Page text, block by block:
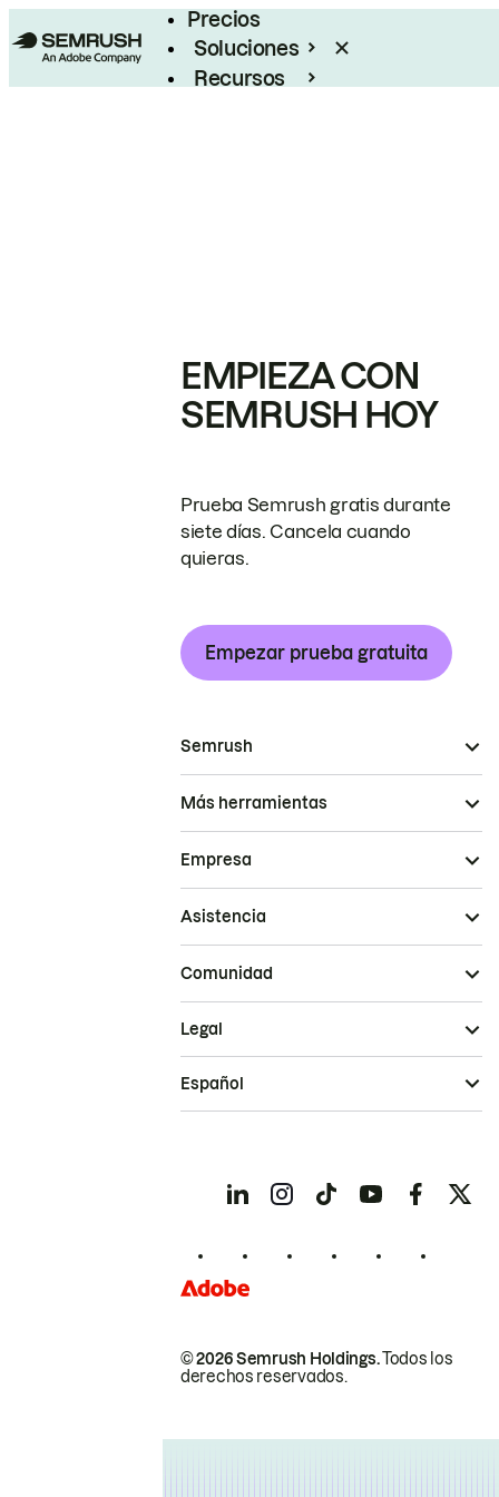
Precios
Soluciones
Recursos
EMPIEZA CON
SEMRUSH HOY
Prueba Semrush gratis durante
siete días. Cancela cuando
quieras.
Empezar prueba gratuita
Semrush
Más herramientas
Empresa
Asistencia
Comunidad
© 2026 Semrush Holdings.Todos los
derechos reservados.
Legal
Español